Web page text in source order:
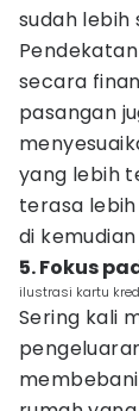
sudah lebih
secara
pasangan
yang lebih
terasa
di kemudian
5. Fokus
ilustrasi kartu
Sering kali